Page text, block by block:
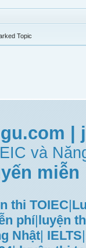
Topic
và
miễn
thi TOIEC|
phí|luyện
Nhật| IELTS|